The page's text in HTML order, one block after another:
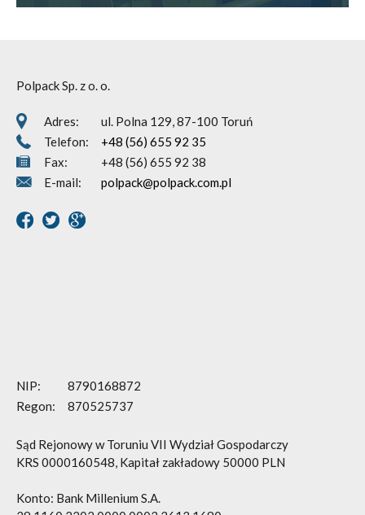
Polpack Sp. z o. o.
Adres:
ul. Polna 129, 87-100 Toruń
Telefon:
+48 (56) 655 92 35
Fax:
+48 (56) 655 92 38
E-mail:
polpack@polpack.com.pl
NIP:
8790168872
Regon:
870525737
Sąd Rejonowy w Toruniu VII Wydział Gospodarczy
KRS 0000160548, Kapitał zakładowy 50000 PLN
Konto: Bank Millenium S.A.